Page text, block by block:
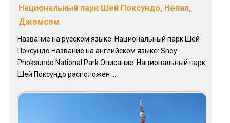
Национальный парк Шей Поксундо, Непал,
Джомсом
Название на русском языке: Национальный парк Шей
Поксундо Название на английском языке: Shey
Phoksundo National Park Описание: Национальный парк
Шей Поксундо расположен ...